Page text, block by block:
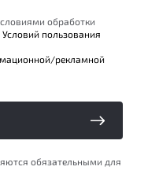
обработки
Условий пользования
рекламной
обязательными для